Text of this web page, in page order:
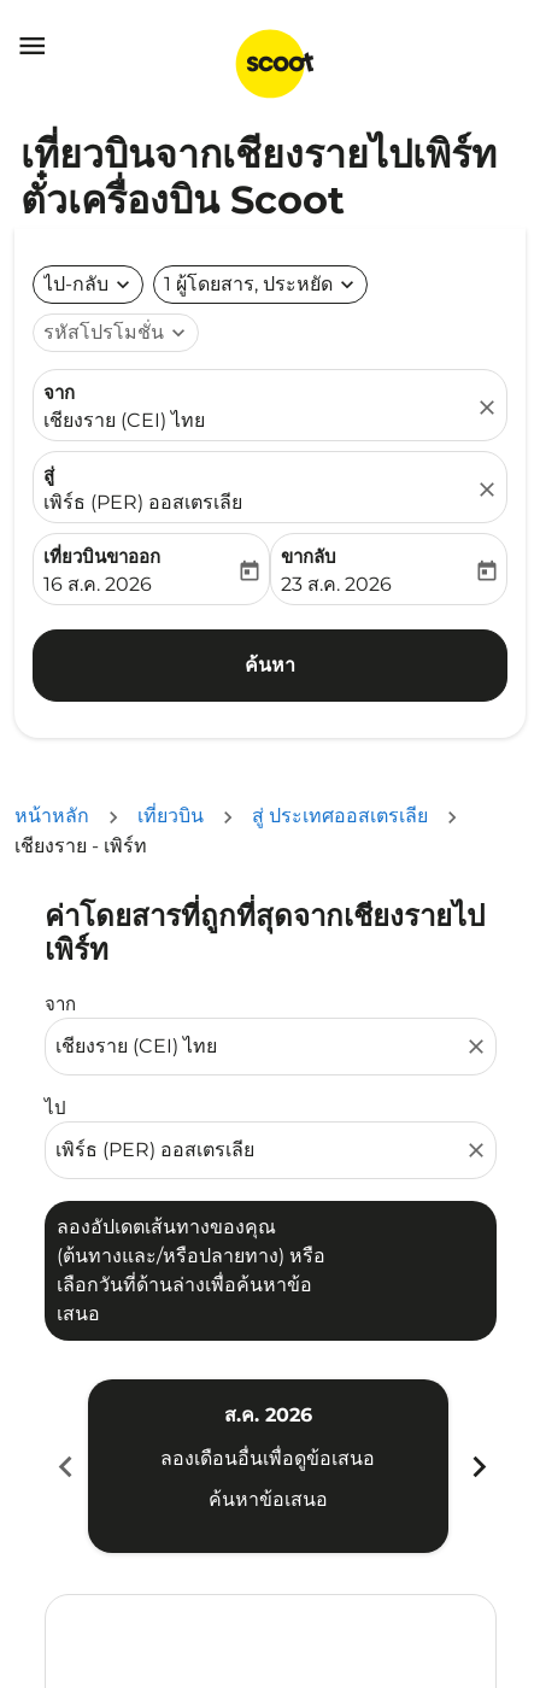

เที่ยวบินจากเชียงรายไปเพิร์ท
ตั๋วเครื่องบิน Scoot
ไป-กลับ expand_more 1 ผู้โดยสาร, ประหยัด expand_more
รหัสโปรโมชั่น expand_more
จาก
เชียงราย (CEI) ไทย
close
สู่
เพิร์ธ (PER) ออสเตรเลีย
close
เที่ยวบินขาออก
fc-booking-departure-date-aria-label
16 ส.ค. 2026
today
ขากลับ
fc-booking-return-date-
23 ส.ค. 2026
today
ค้นหา
หน้าหลัก เที่ยวบิน
สู่ ประเทศออสเตรเลีย
เชียงราย - เพิร์ท
ค่าโดยสารที่ถูกที่สุดจากเชียงรายไป
เพิร์ท
จาก
close
ไป
close
ลองอัปเดตเส้นทางของคุณ
(ต้นทางและ/หรือปลายทาง) หรือ
เลือกวันที่ด้านล่างเพื่อค้นหาข้อ
เสนอ
ลองอัปเดตเส้นทางของคุณ (ต้นทางและ/หรือปลายทาง) หรื
chevron_left
ส.ค. 2026
ลองเดือนอื่นเพื่อดูข้อเสนอ
ค้นหาข้อเสนอ
chevron_right